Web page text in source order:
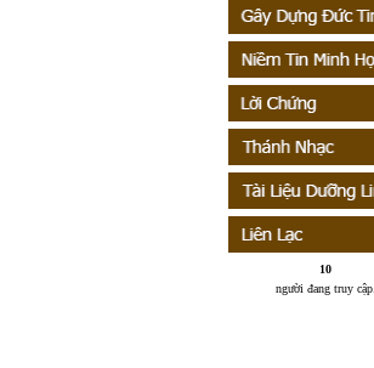
10
người đang truy cập.